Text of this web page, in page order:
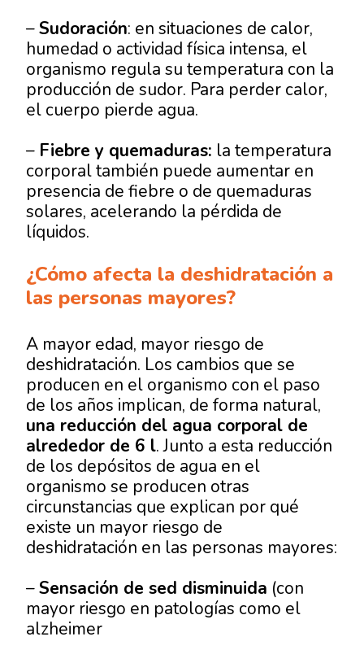
–Sudoración: en situaciones de calor,
humedad o actividad física intensa, el
organismo regula su temperatura con la
producción de sudor. Para perder calor,
el cuerpo pierde agua.
– Fiebre y quemaduras: la temperatura
corporal también puede aumentar en
presencia de fiebre o de quemaduras
solares, acelerando la pérdida de
líquidos.
¿Cómo afecta la deshidratación a
las personas mayores?
A mayor edad, mayor riesgo de
deshidratación. Los cambios que se
producen en el organismo con el paso
de los años implican, de forma natural,
una reducción del agua corporal de
alrededor de 6 l. Junto a esta reducción
de los depósitos de agua en el
organismo se producen otras
circunstancias que explican por qué
existe un mayor riesgo de
deshidratación en las personas mayores:
–Sensación de sed disminuida (con
mayor riesgo en patologías como el
alzheimer